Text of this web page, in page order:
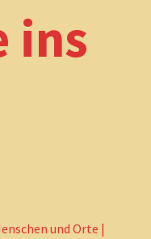
ins
und Orte |